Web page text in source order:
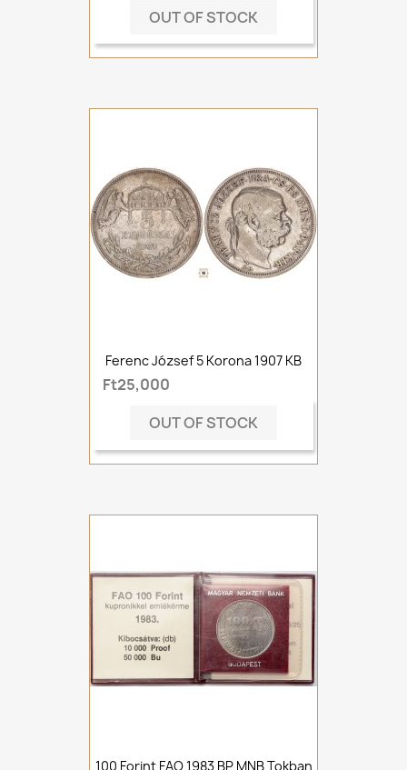
OUT OF STOCK
Ferenc József 5 Korona 1907 KB
Ft25,000
OUT OF STOCK
100 Forint FAO 1983 BP MNB Tokban